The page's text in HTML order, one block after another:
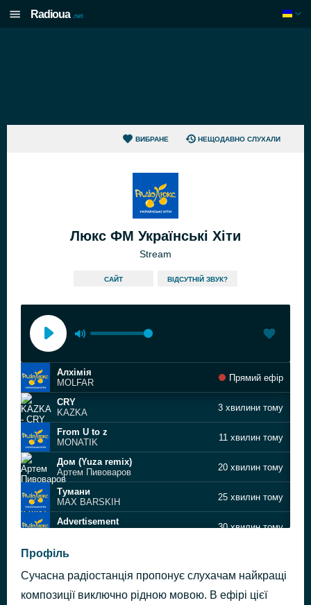
Radioua .net
ВИБРАНЕ НЕЩОДАВНО СЛУХАЛИ
Люкс ФМ Українські Хіти
Stream
САЙТ ВІДСУТНІЙ ЗВУК?
Алхімія
MOLFAR
Прямий ефір
CRY
KAZKA
3 хвилини тому
From U to z
MONATIK
11 хвилин тому
Дом (Yuza remix)
Артем Пивоваров
20 хвилин тому
Тумани
MAX BARSKIH
25 хвилин тому
Advertisement
30 хвилин тому
Двзони
Про осінь
Samchuk & Domiy
Профіль
Сучасна радіостанція пропонує слухачам найкращі
композиції виключно рідною мовою. В ефірі цієї